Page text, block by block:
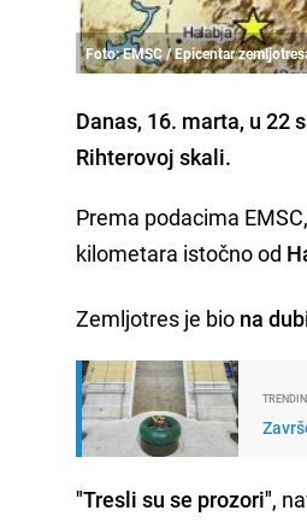
Foto: EMSC / Epicentar
Danas, 16. marta, u 22
Rihterovoj skali.
Prema podacima
kilometara istočno od
Zemljotres je bio na
"Tresli su se prozori",